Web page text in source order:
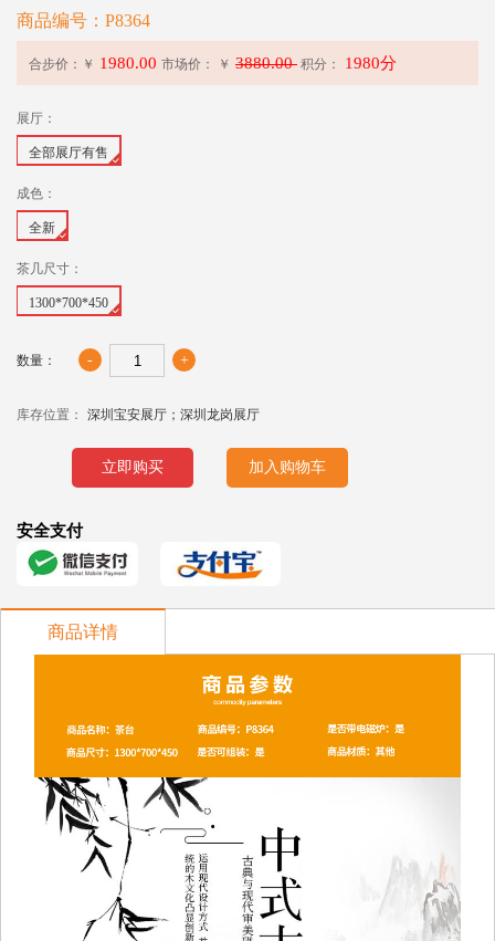
商品编号：P8364
合步价：￥ 1980.00 市场价： ￥ 3880.00 积分： 1980分
展厅：
全部展厅有售
成色：
全新
茶几尺寸：
1300*700*450
数量： - +
库存位置： 深圳宝安展厅；深圳龙岗展厅
立即购买 加入购物车
安全支付
商品详情